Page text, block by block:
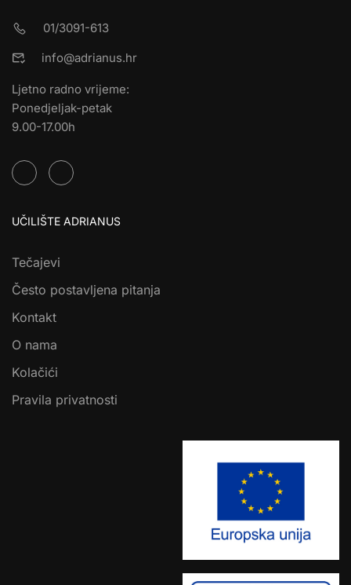
01/3091-613
info@adrianus.hr
Ljetno radno vrijeme:
Ponedjeljak-petak
9.00-17.00h
UČILIŠTE ADRIANUS
Tečajevi
Često postavljena pitanja
Kontakt
O nama
Kolačići
Pravila privatnosti